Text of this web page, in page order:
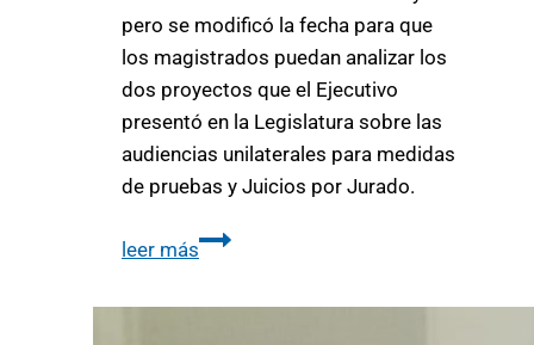
pero se modificó la fecha para que
los magistrados puedan analizar los
dos proyectos que el Ejecutivo
presentó en la Legislatura sobre las
audiencias unilaterales para medidas
de pruebas y Juicios por Jurado.
leer más